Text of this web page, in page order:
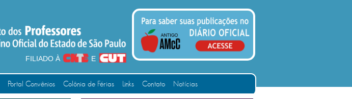
FILIADO À E
Portal Convênios Colônia de Férias Links Contato Notícias